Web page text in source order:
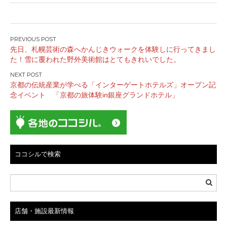
投
稿
ナ
ビ
ゲ
シ
ョ
ン
先日、札幌芸術の森へかんじきウォークを体験しに行ってきまし
た！雪に覆われた野外美術館はとてもきれいでした。
京都の伝統産業が学べる「インターゲートホテルズ」オープン記
念イベント 「京都の旅体験in銀座グランドホテル」
ココシルで検索
店舗・施設最新情報